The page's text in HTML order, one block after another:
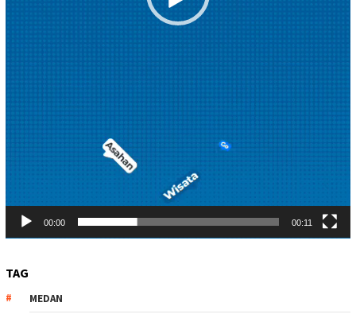
00:00 00:11
TAG
MEDAN